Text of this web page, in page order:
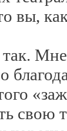
вы,
свою